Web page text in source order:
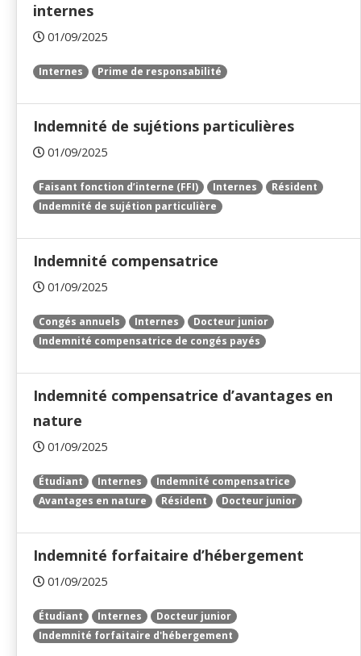
internes
01/09/2025
Internes Prime de responsabilité
Indemnité de sujétions particulières
01/09/2025
Faisant fonction d’interne (FFI) Internes
Résident
Indemnité de sujétion particulière
Indemnité compensatrice
01/09/2025
Congés annuels Internes
Docteur junior
Indemnité compensatrice de congés payés
Indemnité compensatrice d’avantages en
nature
01/09/2025
Étudiant Internes
Indemnité compensatrice
Avantages en nature
Résident Docteur junior
Indemnité forfaitaire d’hébergement
01/09/2025
Étudiant Internes
Docteur junior
Indemnité forfaitaire d'hébergement